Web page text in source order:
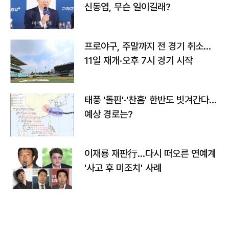
신동엽, 무슨 일이길래?
프로야구, 주말까지 전 경기 취소…
11일 재개·오후 7시 경기 시작
태풍 '돌핀'·'찬홈' 한반도 빗겨간다…
예상 경로는?
이재룡 재판行…다시 떠오른 연예계
'사고 후 미조치' 사례